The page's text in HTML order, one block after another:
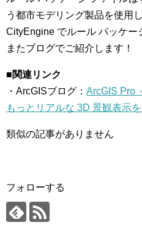
う都市モデリング製品を使用
CityEngine でルール パッケー
またブログでご紹介します！
■関連リンク
・ArcGISブログ： ArcGIS Pro
もっとリアルな 3D 景観表示
類似の記事がありません
フォローする